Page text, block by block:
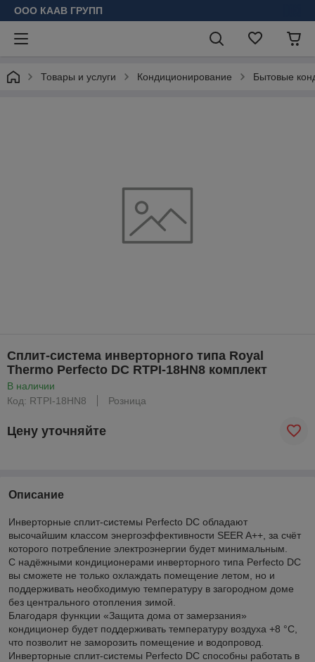
ООО КААВ ГРУПП
Товары и услуги Кондиционирование Бытовые
Сплит-система инверторного типа Royal
Thermo Perfecto DC RTPI-18HN8 комплект
В наличии
Код: RTPI-18HN8
Розница
Цену уточняйте
Описание
Инверторные сплит-системы Perfecto DC обладают
высочайшим классом энергоэффективности SEER A++, за счёт
которого потребление электроэнергии будет минимальным.
С надёжными кондиционерами инверторного типа Perfecto DC
вы сможете не только охлаждать помещение летом, но и
поддерживать необходимую температуру в загородном доме
без центрального отопления зимой.
Благодаря функции «Защита дома от замерзания»
кондиционер будет поддерживать температуру воздуха +8 °С,
что позволит не заморозить помещение и водопровод.
Инверторные сплит-системы Perfecto DC способны работать в